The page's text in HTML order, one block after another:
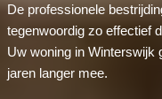
De professionele
tegenwoordig zo effectief
Uw woning in Winterswijk
jaren langer mee.